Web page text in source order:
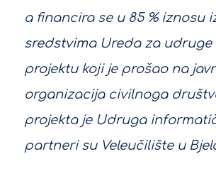
a financira se u 85 % iznosu
sredstvima Ureda za udruge
projektu koji je prošao na
organizacija civilnoga
projekta je Udruga
partneri su Veleučilište u